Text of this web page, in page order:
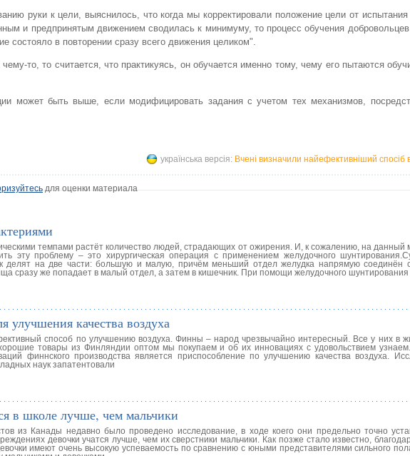
руки к цели, выяснилось, что когда мы корректировали положение цели от
и предпринятым движением сводилась к минимуму, то процесс обучения
состояло в повторении сразу всего движения целиком".
то, то считается, что практикуясь, он обучается именно тому, чему его пытаются
может быть выше, если модифицировать задания с учетом тех механизмов,
українська версія: Вчені визначили найефективніший спосіб
для оценки материала
темпами растёт количество людей, страдающих от ожирения. И, к сожалению, на данный
эту проблему – это хирургическая операция с применением желудочного
делят на две части: большую и малую, причём меньший отдел желудка напрямую соединён
сразу же попадает в малый отдел, а затем в кишечник. При помощи желудочного шунтирования
улучшения качества воздуха
способ по улучшению воздуха. Финны – народ чрезвычайно интересный. Все у них в
товары из Финляндии оптом мы покупаем и об их инновациях с удовольствием
финнского производства является приспособление по улучшению качества воздуха.
наук запатентовали
в школе лучше, чем мальчики
из Канады недавно было проведено исследование, в ходе коего они предельно точно
девочки учатся лучше, чем их сверстники мальчики. Как позже стало известно,
имеют очень высокую успеваемость по сравнению с юными представителями сильного